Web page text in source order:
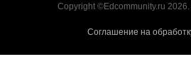
Copyright ©Edcommunity.ru
Соглашение на